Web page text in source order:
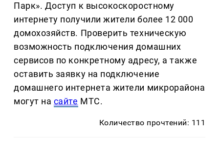
Парк». Доступ к высокоскоростному
интернету получили жители более 12 000
домохозяйств. Проверить техническую
возможность подключения домашних
сервисов по конкретному адресу, а также
оставить заявку на подключение
домашнего интернета жители микрорайона
могут на сайте МТС.
Количество прочтений: 111